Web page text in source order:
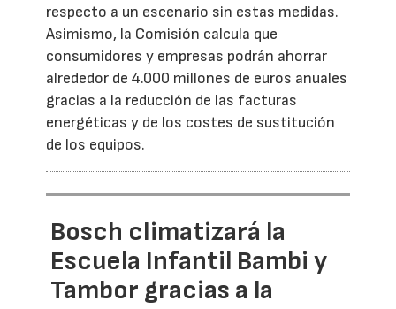
respecto a un escenario sin estas medidas.
Asimismo, la Comisión calcula que
consumidores y empresas podrán ahorrar
alrededor de 4.000 millones de euros anuales
gracias a la reducción de las facturas
energéticas y de los costes de sustitución
de los equipos.
Bosch climatizará la
Escuela Infantil Bambi y
Tambor gracias a la